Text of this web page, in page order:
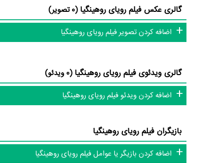
در مجموع بیش از 0 نفر در تولید فیلم رویای روهینگیا نقش داشته‌اند و هر یک از آنها در
اطلاعات فیلم رویای روهینگیا
تاکنون در بخش‌های گالری عکس و پوستر فیلم رویای روهینگیا،
روهینگیا، سوتی فیلم رویای روهینگیا و نقد فیلم رویای
فیلم، سریال و تئاتر، این دایرة‌المعارف آنلاین و بانک اطلاعات
گالری عکس فیلم رویای روهینگیا (0 تصویر)
اضافه کردن تصویر فیلم رویای روهینگیا
گالری ویدئوی فیلم رویای روهینگیا (0 ویدئو)
اضافه کردن ویدئو فیلم رویای روهینگیا
بازیگران فیلم رویای روهینگیا
اضافه کردن بازیگر یا عوامل فیلم رویای روهینگیا